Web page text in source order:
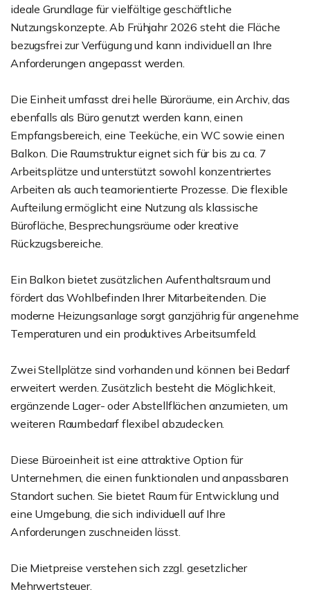
ideale Grundlage für vielfältige geschäftliche
Nutzungskonzepte. Ab Frühjahr 2026 steht die Fläche
bezugsfrei zur Verfügung und kann individuell an Ihre
Anforderungen angepasst werden.
Die Einheit umfasst drei helle Büroräume, ein Archiv, das
ebenfalls als Büro genutzt werden kann, einen
Empfangsbereich, eine Teeküche, ein WC sowie einen
Balkon. Die Raumstruktur eignet sich für bis zu ca. 7
Arbeitsplätze und unterstützt sowohl konzentriertes
Arbeiten als auch teamorientierte Prozesse. Die flexible
Aufteilung ermöglicht eine Nutzung als klassische
Bürofläche, Besprechungsräume oder kreative
Rückzugsbereiche.
Ein Balkon bietet zusätzlichen Aufenthaltsraum und
fördert das Wohlbefinden Ihrer Mitarbeitenden. Die
moderne Heizungsanlage sorgt ganzjährig für angenehme
Temperaturen und ein produktives Arbeitsumfeld.
Zwei Stellplätze sind vorhanden und können bei Bedarf
erweitert werden. Zusätzlich besteht die Möglichkeit,
ergänzende Lager- oder Abstellflächen anzumieten, um
weiteren Raumbedarf flexibel abzudecken.
Diese Büroeinheit ist eine attraktive Option für
Unternehmen, die einen funktionalen und anpassbaren
Standort suchen. Sie bietet Raum für Entwicklung und
eine Umgebung, die sich individuell auf Ihre
Anforderungen zuschneiden lässt.
Die Mietpreise verstehen sich zzgl. gesetzlicher
Mehrwertsteuer.